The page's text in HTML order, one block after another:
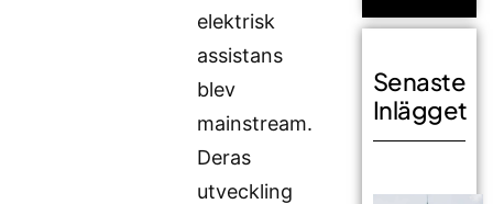
elektrisk
assistans
blev
mainstream.
Deras
utveckling
Senaste
Inlägget